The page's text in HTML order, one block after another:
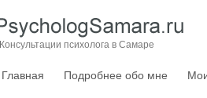
Консультации психолога в Самаре
Главная Подробнее обо мне